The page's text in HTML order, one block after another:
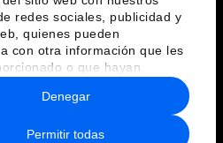
redes sociales, publicidad y
quienes pueden
con otra información que les
o que hayan
a partir del uso que haya
servicios.
Permitir todas
Denegar
y normas de uso